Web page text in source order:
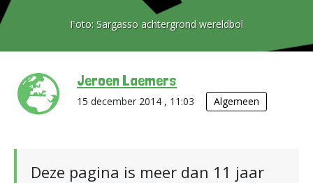
Foto: Sargasso achtergrond wereldbol
Jeroen Laemers
15 december 2014 , 11:03 Algemeen
Deze pagina is meer dan 11 jaar